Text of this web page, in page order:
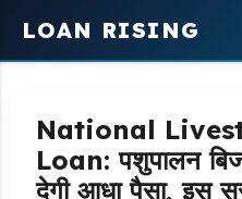
content
LOAN RISING
National
Loan: पशुपालन
देगी आधा पैसा, इस